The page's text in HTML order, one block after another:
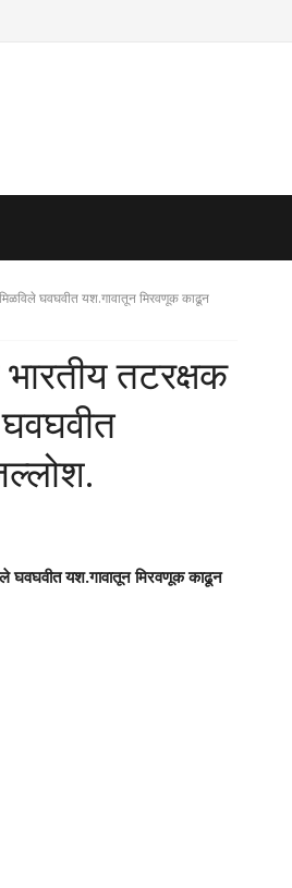
घवघवीत यश.गावातून मिरवणूक काढून
तटरक्षक
घवघवीत यश.गावातून मिरवणूक काढून